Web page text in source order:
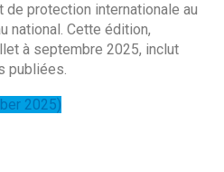
protection internationale au
national. Cette édition,
à septembre 2025, inclut
publiées.
2025)